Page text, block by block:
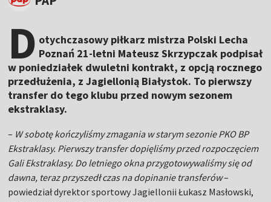
D otychczasowy piłkarz mistrza Polski Lecha
Poznań 21-letni Mateusz Skrzypczak podpisał
w poniedziałek dwuletni kontrakt, z opcją rocznego
przedłużenia, z Jagiellonią Białystok. To pierwszy
transfer do tego klubu przed nowym sezonem
ekstraklasy.
– W sobotę kończyliśmy zmagania w starym sezonie PKO BP
Ekstraklasy. Pierwszy transfer dopięliśmy przed rozpoczęciem
Gali Ekstraklasy. Do letniego okna przygotowywaliśmy się od
dawna, teraz przyszedł czas na dopinanie transferów–
powiedział dyrektor sportowy Jagiellonii Łukasz Masłowski,